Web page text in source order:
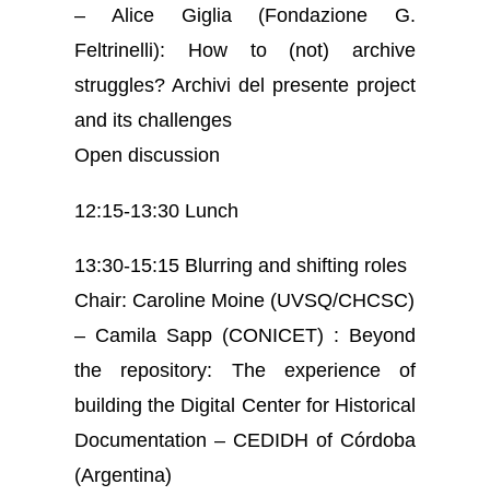
– Alice Giglia (Fondazione G.
Feltrinelli): How to (not) archive
struggles? Archivi del presente project
and its challenges
Open discussion
12:15-13:30 Lunch
13:30-15:15 Blurring and shifting roles
Chair: Caroline Moine (UVSQ/CHCSC)
– Camila Sapp (CONICET) : Beyond
the repository: The experience of
building the Digital Center for Historical
Documentation – CEDIDH of Córdoba
(Argentina)